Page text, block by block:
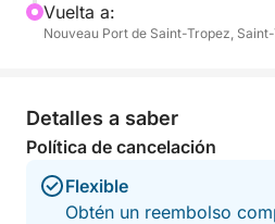
suave luz del atardecer.
• Esnórquel en calas recónditas
• Paddleboarding fondeado
• Relajarse en las tumbonas
• Descubrir la legendaria
Vuelta a:
Nouveau Port de Saint-Tropez,
Detalles a saber
Política de cancelación
Flexible
Obtén un reembolso